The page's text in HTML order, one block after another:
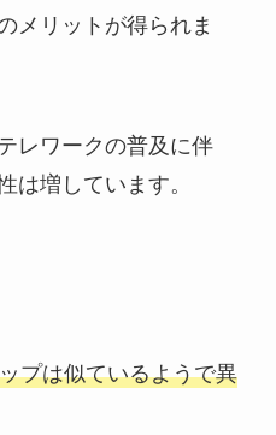
メリットが得られま
レワークの普及に伴
は増しています。
プは似ているようで異